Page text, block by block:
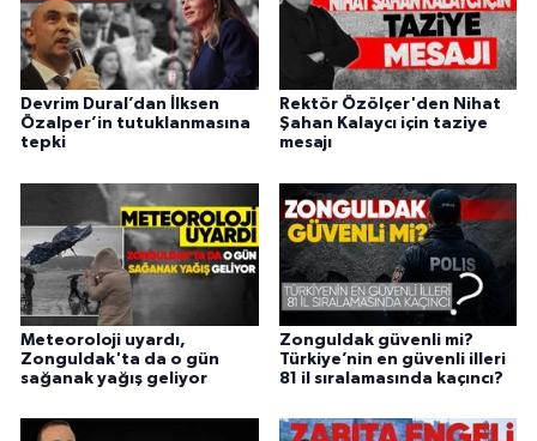
Devrim Dural’dan İlksen
Özalper’in tutuklanmasına
tepki
Rektör Özölçer'den Nihat
Şahan Kalaycı için taziye
mesajı
Meteoroloji uyardı,
Zonguldak'ta da o gün
sağanak yağış geliyor
Zonguldak güvenli mi?
Türkiye’nin en güvenli illeri
81 il sıralamasında kaçıncı?